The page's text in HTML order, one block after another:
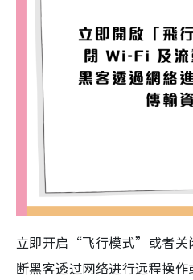
立即开启“飞行模式”或者关
断黑客透过网络进行远程操作